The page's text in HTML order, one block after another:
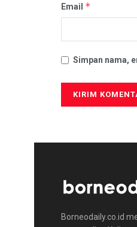
Email *
Simpan nama,
Borneodaily.co.id